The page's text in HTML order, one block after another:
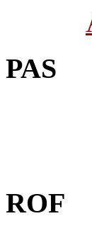
PAS
ROF